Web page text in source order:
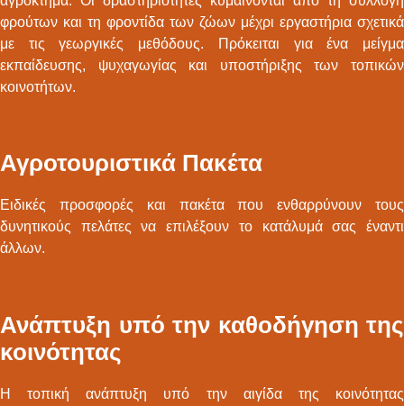
φρούτων και τη φροντίδα των ζώων μέχρι εργαστήρια σχετικά
με τις γεωργικές μεθόδους. Πρόκειται για ένα μείγμα
εκπαίδευσης, ψυχαγωγίας και υποστήριξης των τοπικών
κοινοτήτων.
Αγροτουριστικά Πακέτα
Ειδικές προσφορές και πακέτα που ενθαρρύνουν τους
δυνητικούς πελάτες να επιλέξουν το κατάλυμά σας έναντι
άλλων.
Ανάπτυξη υπό την καθοδήγηση της
κοινότητας
Η τοπική ανάπτυξη υπό την αιγίδα της κοινότητας